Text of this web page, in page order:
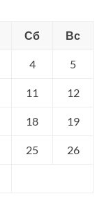
Сб Вс
4 5
11 12
18 19
25 26